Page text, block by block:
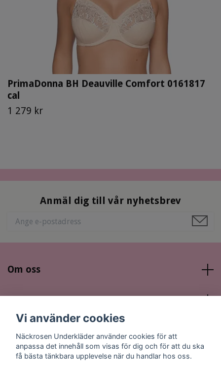
PrimaDonna BH Deauville Comfort 0161817
cal
1 279 kr
Anmäl dig till vår nyhetsbrev
Om oss
Sociala medier
Vi använder cookies
Näckrosen Underkläder använder cookies för att
anpassa det innehåll som visas för dig och för att du ska
få bästa tänkbara upplevelse när du handlar hos oss.